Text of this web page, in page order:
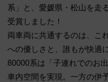
系」と、愛媛県・松山を走
受賞しました！
両車両に共通するのは、こ
への優しさと、誰もが快適
80000系は「子連れでのお
車内空間を実現。一方の伊